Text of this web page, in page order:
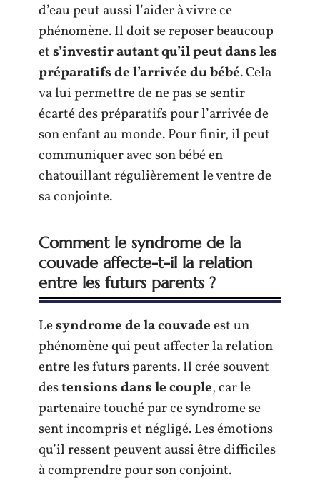
d’eau peut aussi l’aider à vivre ce
phénomène. Il doit se reposer beaucoup
ets’investir autant qu’il peut dans les
préparatifs de l’arrivée du bébé. Cela
va lui permettre de ne pas se sentir
écarté des préparatifs pour l’arrivée de
son enfant au monde. Pour finir, il peut
communiquer avec son bébé en
chatouillant régulièrement le ventre de
sa conjointe.
Comment le syndrome de la
couvade affecte-t-il la relation
entre les futurs parents ?
Lesyndrome de la couvadeest un
phénomène qui peut affecter la relation
entre les futurs parents. Il crée souvent
destensions dans le couple, car le
partenaire touché par ce syndrome se
sent incompris et négligé. Les émotions
qu’il ressent peuvent aussi être difficiles
à comprendre pour son conjoint.